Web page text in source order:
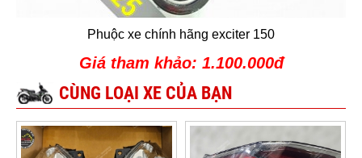
Phuộc xe chính hãng exciter 150
Giá tham khảo: 1.100.000đ
CÙNG LOẠI XE CỦA BẠN